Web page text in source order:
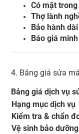
Có mặt
Thợ lành
Bảo hành
Báo giá
4. Bảng giá sửa
Bảng giá dịch vụ
Hạng mục dịch vụ
Kiểm tra & chẩn
Vệ sinh bảo dưỡng